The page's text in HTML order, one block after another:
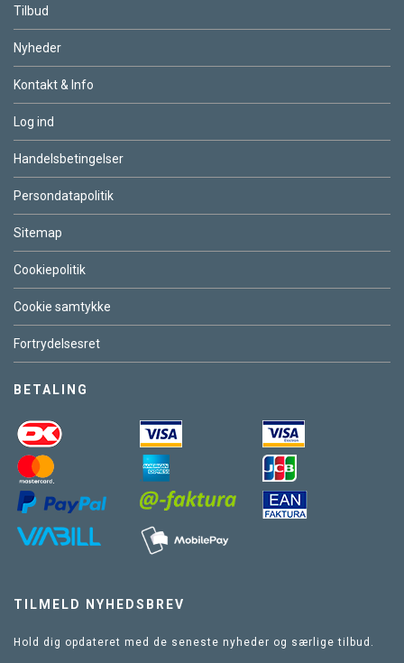
Tilbud
Nyheder
Kontakt & Info
Log ind
Handelsbetingelser
Persondatapolitik
Sitemap
Cookiepolitik
Cookie samtykke
Fortrydelsesret
BETALING
TILMELD NYHEDSBREV
Hold dig opdateret med de seneste nyheder og særlige tilbud.